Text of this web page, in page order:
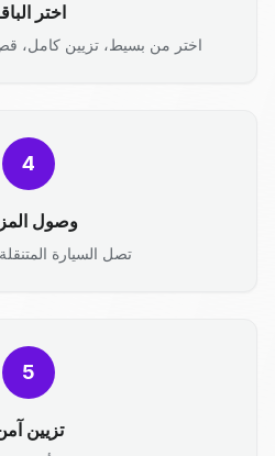
اختر
اختر من بسيط، تزيين كامل،
4
وصول
تصل السيارة
5
تزيين